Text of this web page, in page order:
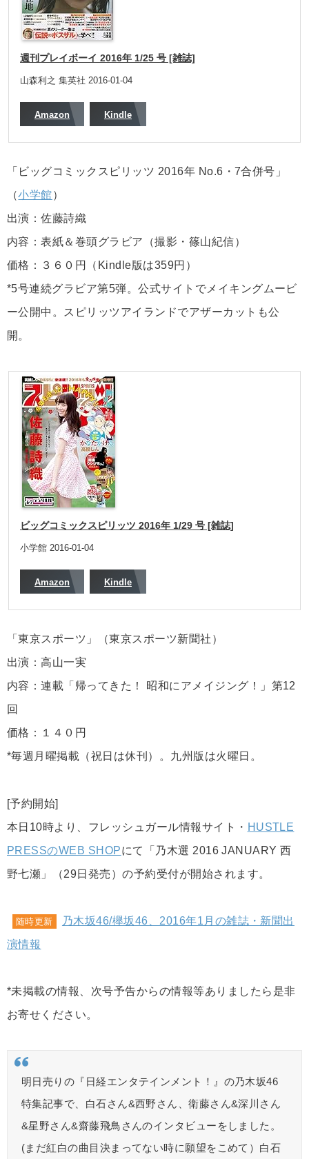
週刊プレイボーイ 2016年 1/25 号 [雑誌]
山森利之 集英社 2016-01-04
Amazon Kindle
「ビッグコミックスピリッツ 2016年 No.6・7合併号」
（小学館）
出演：佐藤詩織
内容：表紙＆巻頭グラビア（撮影・篠山紀信）
価格：３６０円（Kindle版は359円）
*5号連続グラビア第5弾。公式サイトでメイキングムービ
ー公開中。スピリッツアイランドでアザーカットも公
開。
ビッグコミックスピリッツ 2016年 1/29 号 [雑誌]
小学館 2016-01-04
Amazon Kindle
「東京スポーツ」（東京スポーツ新聞社）
出演：高山一実
内容：連載「帰ってきた！ 昭和にアメイジング！」第12
回
価格：１４０円
*毎週月曜掲載（祝日は休刊）。九州版は火曜日。
[予約開始]
本日10時より、フレッシュガール情報サイト・ HUSTLE
PRESSのWEB SHOPにて「乃木選 2016 JANUARY 西
野七瀬」（29日発売）の予約受付が開始されます。
随時更新
乃木坂46/欅坂46、2016年1月の雑誌・新聞出
演情報
*未掲載の情報、次号予告からの情報等ありましたら是非
お寄せください。
明日売りの『日経エンタテインメント！』の乃木坂46
特集記事で、白石さん&西野さん、衛藤さん&深川さん
&星野さん&齋藤飛鳥さんのインタビューをしました。
(まだ紅白の曲目決まってない時に願望をこめて）白石